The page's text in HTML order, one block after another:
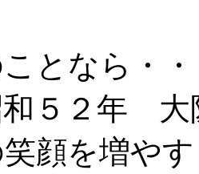
ことなら・
５２年 大
顔を増や